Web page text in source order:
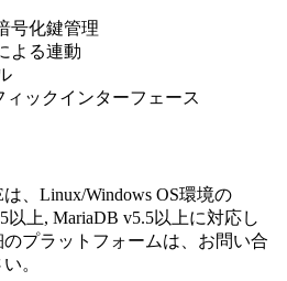
号化鍵管理
よる連動
ィックインターフェース
、Linux/Windows OS環境の
以上, MariaDB v5.5以上に対応し
のプラットフォームは、お問い合
。